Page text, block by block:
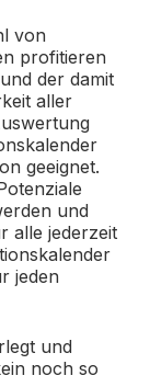
von
profitieren
der damit
aller
geeignet.
und
alle jederzeit
jeden
und
noch so